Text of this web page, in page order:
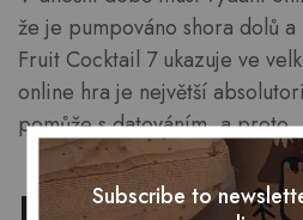
že je pumpováno shora dolů
Fruit Cocktail 7 ukazuje ve
online hra je největší
pomůže s datováním, a proto.
Subscribe to